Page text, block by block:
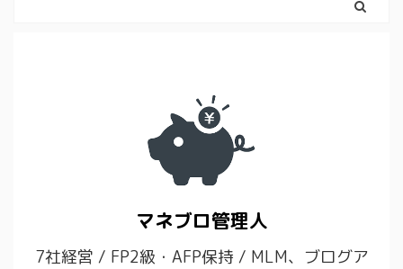
マネブロ管理人
7社経営 / FP2級・AFP保持 / MLM、ブログア